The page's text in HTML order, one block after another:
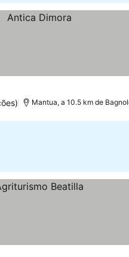
Mantua, a 10.5 km de